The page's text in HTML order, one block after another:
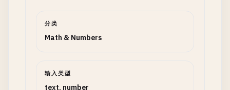
分类
Math & Numbers
输入类型
text, number